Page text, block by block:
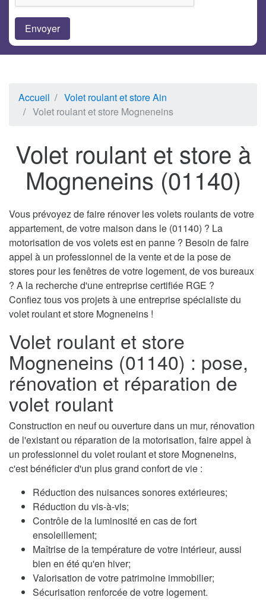
Accueil
Volet roulant et store Ain
Volet roulant et store Mogneneins
Volet roulant et store à
Mogneneins (01140)
Vous prévoyez de faire rénover les volets roulants de votre
appartement, de votre maison dans le (01140) ? La
motorisation de vos volets est en panne ? Besoin de faire
appel à un professionnel de la vente et de la pose de
stores pour les fenêtres de votre logement, de vos bureaux
? A la recherche d'une entreprise certifiée RGE ?
Confiez tous vos projets à une entreprise spécialiste du
volet roulant et store Mogneneins !
Volet roulant et store
Mogneneins (01140) : pose,
rénovation et réparation de
volet roulant
Construction en neuf ou ouverture dans un mur, rénovation
de l'existant ou réparation de la motorisation, faire appel à
un professionnel du volet roulant et store Mogneneins,
c'est bénéficier d'un plus grand confort de vie :
Réduction des nuisances sonores extérieures;
Réduction du vis-à-vis;
Contrôle de la luminosité en cas de fort
ensoleillement;
Maîtrise de la température de votre intérieur, aussi
bien en été qu'en hiver;
Valorisation de votre patrimoine immobilier;
Sécurisation renforcée de votre logement.